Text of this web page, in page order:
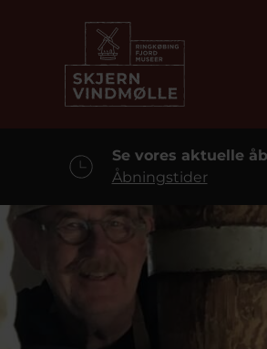
Se vores aktuelle
Åbningstider